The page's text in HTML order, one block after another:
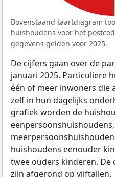
Bovenstaand taartdiagram
huishoudens voor het
gegevens gelden voor 2025.
De cijfers gaan over de
januari 2025. Particuliere
één of meer inwoners die
zelf in hun dagelijks
grafiek worden de
eenpersoonshuishoudens,
huishoudens eenouder
twee ouders kinderen.
zijn afgerond op vijftallen.